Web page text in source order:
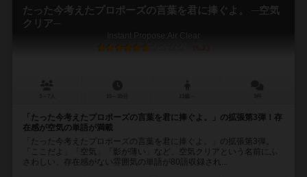
たった今考えたプロポーズの言葉を君に捧ぐよ。 ─空気
クリア─
Instant Propose:Air Clear
「たった今考えたプロポーズの言葉を君に捧ぐよ。」の拡張第3弾！存
在感が空気の単語が満載
「たった今考えたプロポーズの言葉を君に捧ぐよ。」の拡張第3弾。
「ここだよ」「空気」「影が薄い」など、空気クリアという名前にふ
さわしい、存在感がない雰囲気の単語が80語収録され...